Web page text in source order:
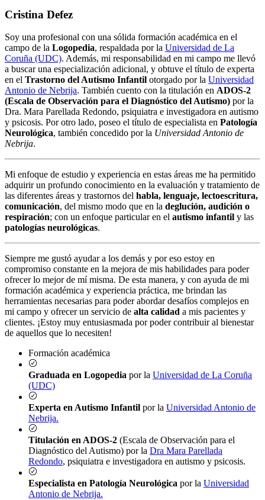
Cristina Defez
Soy una profesional con una sólida formación académica en el
campo de la Logopedia, respaldada por la Universidad de La
Coruña (UDC). Además, mi responsabilidad en mi campo me llevó
a buscar una especialización adicional, y obtuve el título de experta
en el Trastorno del Autismo Infantil otorgado por la Universidad
Antonio de Nebrija. También cuento con la titulación en ADOS-2
(Escala de Observación para el Diagnóstico del Autismo) por la
Dra. Mara Parellada Redondo, psiquiatra e investigadora en autismo
y psicosis. Por otro lado, poseo el título de especialista en Patología
Neurológica, también concedido por la Universidad Antonio de
Nebrija.
Mi enfoque de estudio y experiencia en estas áreas me ha permitido
adquirir un profundo conocimiento en la evaluación y tratamiento de
las diferentes áreas y trastornos del habla, lenguaje, lectoescritura,
comunicación, del mismo modo que en la deglución, audición o
respiración; con un enfoque particular en el autismo infantil y las
patologías neurológicas.
Siempre me gustó ayudar a los demás y por eso estoy en
compromiso constante en la mejora de mis habilidades para poder
ofrecer lo mejor de mí misma. De esta manera, y con ayuda de mi
formación académica y experiencia práctica, me brindan las
herramientas necesarias para poder abordar desafíos complejos en
mi campo y ofrecer un servicio de alta calidad a mis pacientes y
clientes. ¡Estoy muy entusiasmada por poder contribuir al bienestar
de aquellos que lo necesiten!
Formación académica
Graduada en Logopedia por la Universidad de La Coruña
(UDC)
Experta en Autismo Infantil por la Universidad Antonio de
Nebrija.
Titulación en ADOS-2 (Escala de Observación para el
Diagnóstico del Autismo) por la Dra Mara Parellada
Redondo, psiquiatra e investigadora en autismo y psicosis.
Especialista en Patología Neurológica por la Universidad
Antonio de Nebrija.